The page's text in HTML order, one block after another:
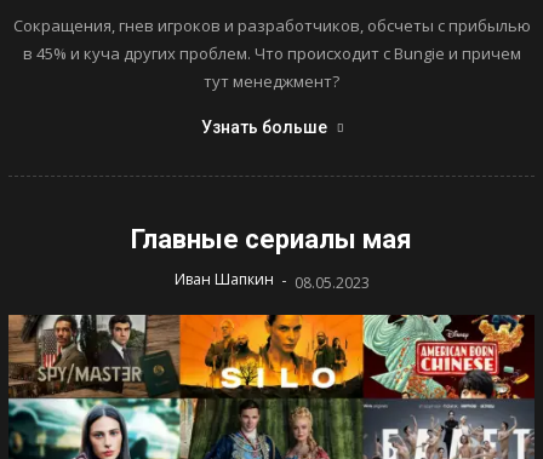
Сокращения, гнев игроков и разработчиков, обсчеты с прибылью
в 45% и куча других проблем. Что происходит с Bungie и причем
тут менеджмент?
Узнать больше
Главные сериалы мая
Иван Шапкин - 08.05.2023